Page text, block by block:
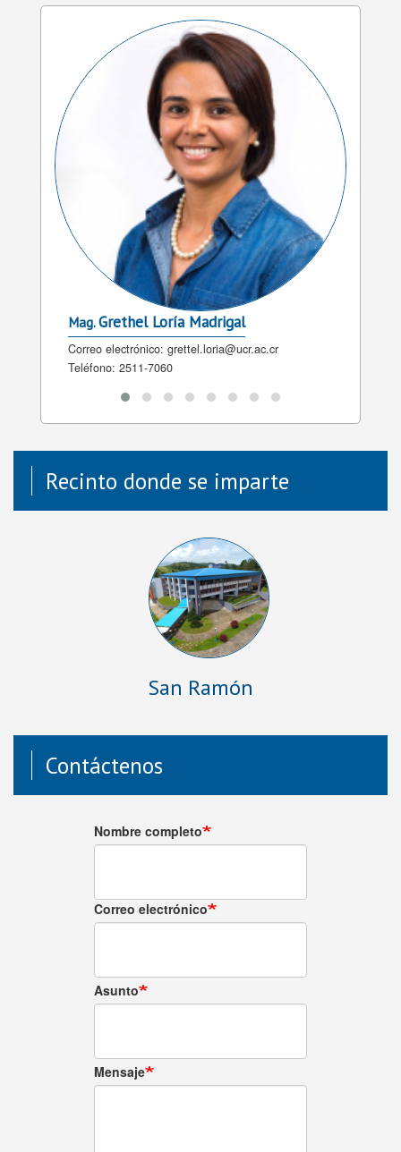
Mag.Cynthia Orozco Castro
Correo electrónico: cynthia.orozco@ucr.ac.cr
Teléfono: 2511-4173
Recinto donde se imparte
San Ramón
Contáctenos
Nombre completo
Correo electrónico
Asunto
Mensaje